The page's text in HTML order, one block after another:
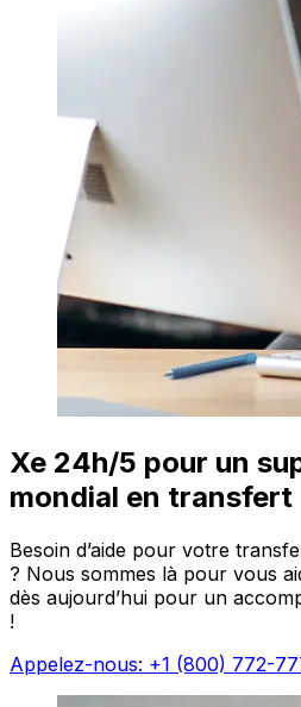
Xe 24h/5 pour un
mondial en transfert
Besoin d’aide pour votre
? Nous sommes là pour vous
dès aujourd’hui pour un
!
Appelez-nous: +1 (800) 772-